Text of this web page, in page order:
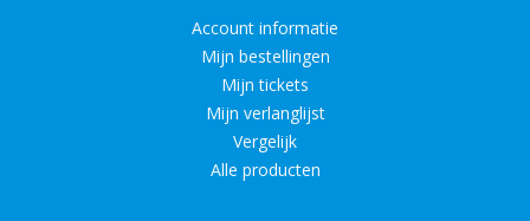
Account informatie
Mijn bestellingen
Mijn tickets
Mijn verlanglijst
Vergelijk
Alle producten